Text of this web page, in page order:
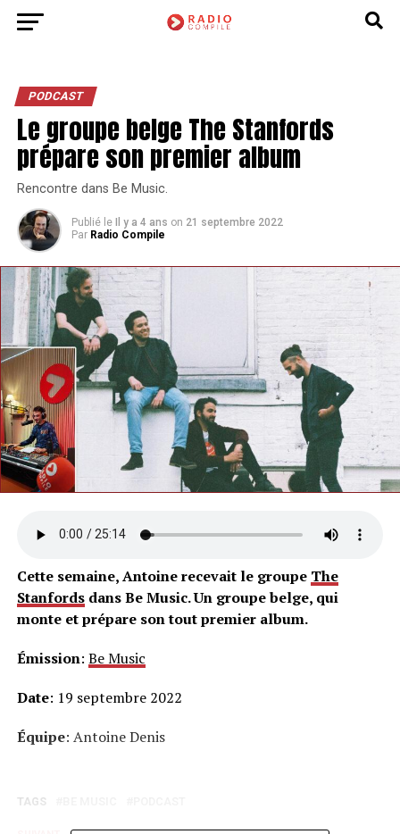
PODCAST
Le groupe belge The Stanfords
prépare son premier album
Rencontre dans Be Music.
Publié le Il y a 4 ans on 21 septembre 2022
Par Radio Compile
Cette semaine, Antoine recevait le groupe The
Stanfordsdans Be Music. Un groupe belge, qui
monte et prépare son tout premier album.
Émission: Be Music
Date: 19 septembre 2022
Équipe: Antoine Denis
TAGS